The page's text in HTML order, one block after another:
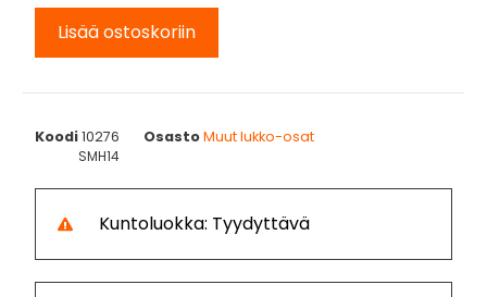
Lisää ostoskoriin
Koodi10276 OsastoMuut lukko-osat
SMH14
Kuntoluokka: Tyydyttävä